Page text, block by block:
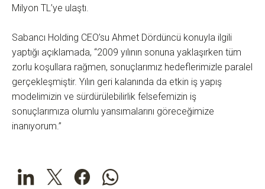
Milyon TL’ye ulaştı.
Sabancı Holding CEO’su Ahmet Dördüncü konuyla ilgili
yaptığı açıklamada, “2009 yılının sonuna yaklaşırken tüm
zorlu koşullara rağmen, sonuçlarımız hedeflerimizle paralel
gerçekleşmiştir. Yılın geri kalanında da etkin iş yapış
modelimizin ve sürdürülebilirlik felsefemizin iş
sonuçlarımıza olumlu yansımalarını göreceğimize
inanıyorum.”